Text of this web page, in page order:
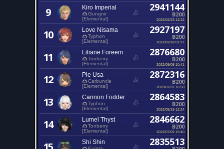
9 Kiro Imperial
Gungnir
[Elemental]
2941144
B200
2022/02/23 12:22
10 Love Nisama
Typhon
[Elemental]
2927197
B200
2022/02/18 01:27
11 Liliane Foreem
Tonberry
[Elemental]
2876680
B200
2022/09/08 10:41
12 Pie Usa
Carbuncle
[Elemental]
2872316
B200
2023/07/31 16:50
13 Cannon Fodder
Typhon
[Elemental]
2864583
B200
2022/05/19 12:24
14 Lumel Thyst
Tonberry
[Elemental]
2846662
B200
2022/07/02 15:40
Shi Shin 2835513